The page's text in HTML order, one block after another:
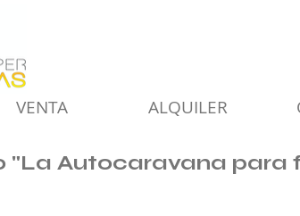
VENTA ALQUILER
"La Autocaravana para